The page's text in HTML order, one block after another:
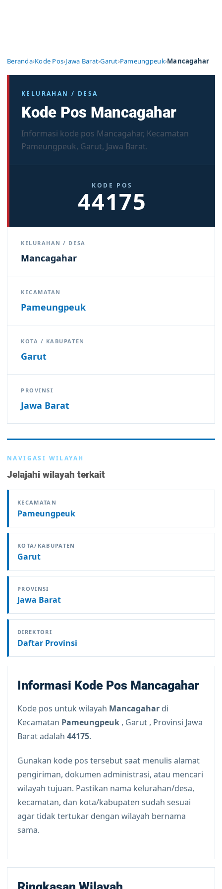
Beranda›Kode Pos›Jawa Barat›Garut›Pameungpeuk›Mancagahar
KELURAHAN / DESA
Kode Pos Mancagahar
Informasi kode pos Mancagahar, Kecamatan
Pameungpeuk, Garut, Jawa Barat.
KODE POS
44175
KELURAHAN / DESA
Mancagahar
KECAMATAN
Pameungpeuk
KOTA / KABUPATEN
Garut
PROVINSI
Jawa Barat
NAVIGASI WILAYAH
Jelajahi wilayah terkait
KECAMATAN
Pameungpeuk
KOTA/KABUPATEN
Garut
PROVINSI
Jawa Barat
DIREKTORI
Daftar Provinsi
Informasi Kode Pos Mancagahar
Kode pos untuk wilayah Mancagahar di
Kecamatan Pameungpeuk , Garut , Provinsi Jawa
Barat adalah 44175.
Gunakan kode pos tersebut saat menulis alamat
pengiriman, dokumen administrasi, atau mencari
wilayah tujuan. Pastikan nama kelurahan/desa,
kecamatan, dan kota/kabupaten sudah sesuai
agar tidak tertukar dengan wilayah bernama
sama.